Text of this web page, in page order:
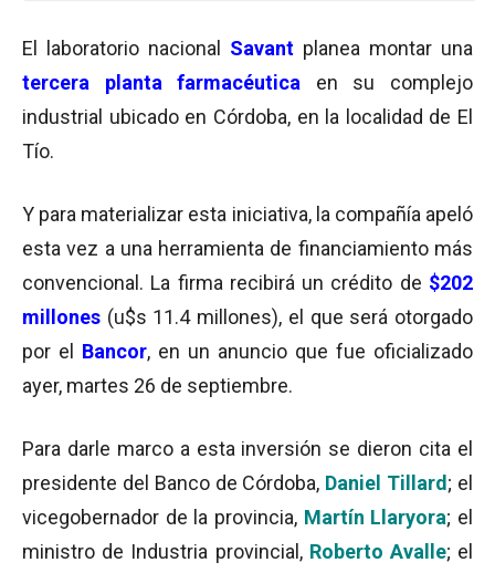
El laboratorio nacional Savant planea montar una
tercera planta farmacéutica en su complejo
industrial ubicado en Córdoba, en la localidad de El
Tío.
Y para materializar esta iniciativa, la compañía apeló
esta vez a una herramienta de financiamiento más
convencional. La firma recibirá un crédito de $202
millones (u$s 11.4 millones), el que será otorgado
por el Bancor, en un anuncio que fue oficializado
ayer, martes 26 de septiembre.
Para darle marco a esta inversión se dieron cita el
presidente del Banco de Córdoba, Daniel Tillard ; el
vicegobernador de la provincia, Martín Llaryora; el
ministro de Industria provincial, Roberto Avalle; el